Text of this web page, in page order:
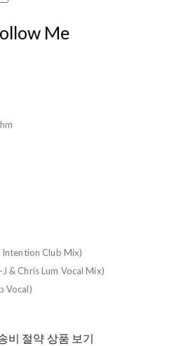
Me
Club Mix)
& Chris Lum Vocal Mix)
Vocal)
비 절약 상품 보기